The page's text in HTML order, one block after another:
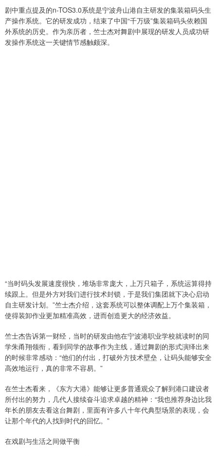
剧中重点提及的n-TOS3.0系统是宁波舟山港自主研发的集装箱码头生
产操作系统。它的研发成功，结束了中国“千万级”集装箱码头依赖国
外系统的历史。作为亲历者，竺士杰对舞剧中展现的研发人员成功研
发操作系统这一关键情节感触颇深。
“当时码头发展速度很快，堆场非常庞大，上万只箱子，系统运算得持
续跟上。但是外方对我们进行技术封锁，于是我们集团就下决心启动
自主研发计划。”竺士杰介绍，这套系统可以整体调配上万个集装箱，
使得装卸作业更加精准高效，进而创造更大的经济效益。
竺士杰告诉第一财经，当时的研发由他在宁波港职业学校就读时的同
学朱甬翔领衔，看到同学的故事作为主线，通过舞剧的形式演绎出来
的时候非常感动：“他们的付出，打破外方技术壁垒，让码头能够安全
高效地运行，真的非常不容易。”
在竺士杰看来，《东方大港》能够让更多普通观众了解到港口建设者
所付出的努力，几代人接续奋斗追求卓越的精神：“我也推荐身边比我
年长的朋友去看这台舞剧，里面有许多八十年代典型场景的表现，会
让那个年代的人找到时代的回忆。”
在戏剧与生活之间做平衡